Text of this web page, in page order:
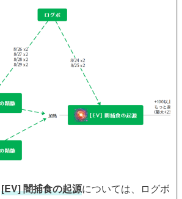
[EV] 闇捕食の起源については、ログボ